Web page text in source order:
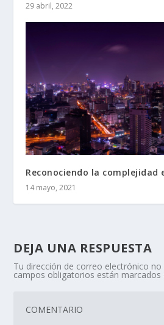
29 abril, 2022
Reconociendo la complejidad
14 mayo, 2021
DEJA UNA RESPUESTA
Tu dirección de correo electrónico no
campos obligatorios están